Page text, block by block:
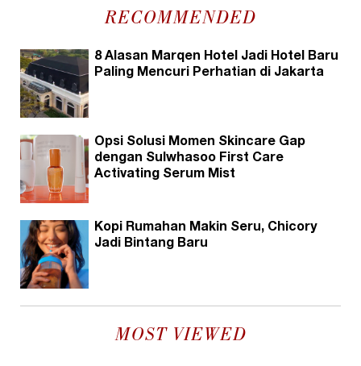
RECOMMENDED
8 Alasan Marqen Hotel Jadi Hotel Baru
Paling Mencuri Perhatian di Jakarta
Opsi Solusi Momen Skincare Gap
dengan Sulwhasoo First Care
Activating Serum Mist
Kopi Rumahan Makin Seru, Chicory
Jadi Bintang Baru
MOST VIEWED